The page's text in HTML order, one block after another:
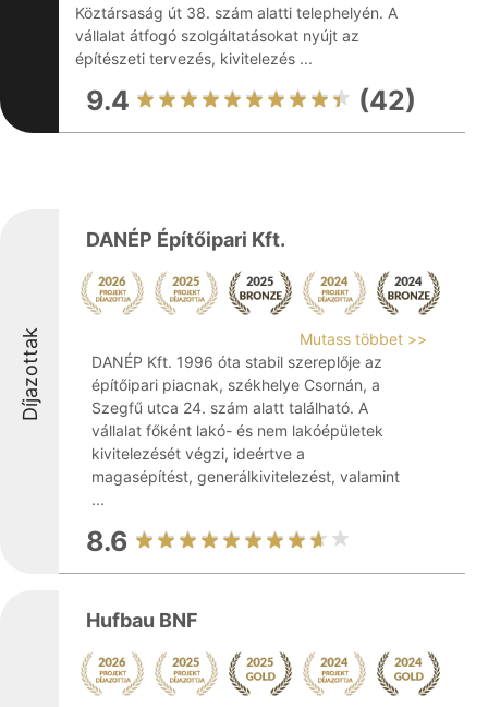
Köztársaság út 38. szám alatti telephelyén. A
vállalat átfogó szolgáltatásokat nyújt az
építészeti tervezés, kivitelezés ...
9.4 (42)
Díjazottak
DANÉP Építőipari Kft.
Mutass többet >>
DANÉP Kft. 1996 óta stabil szereplője az
építőipari piacnak, székhelye Csornán, a
Szegfű utca 24. szám alatt található. A
vállalat főként lakó- és nem lakóépületek
kivitelezését végzi, ideértve a
magasépítést, generálkivitelezést, valamint
...
8.6
Hufbau BNF